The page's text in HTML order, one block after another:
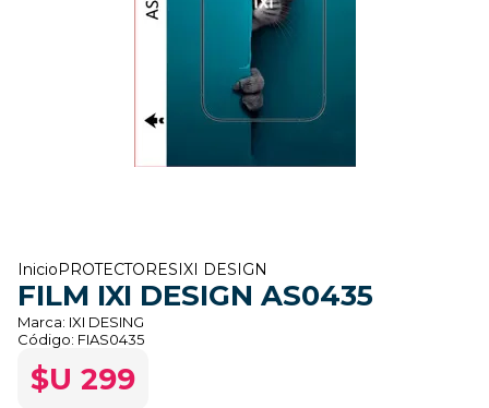
Inicio PROTECTORES IXI DESIGN
FILM IXI DESIGN AS0435
Marca: IXI DESING
Código: FIAS0435
$U 299